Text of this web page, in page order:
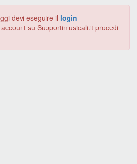
devi eseguire il login
su Supportimusicali.it procedi